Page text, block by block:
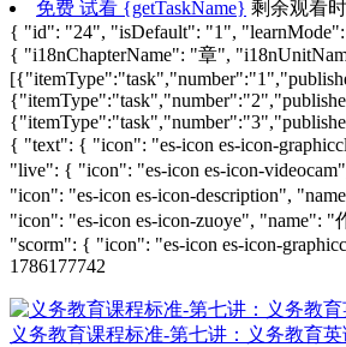
免费 试看 {getTaskName} 剩余观看
{ "id": "24", "isDefault": "1",
{ "i18nChapterName": "章",
{ "text": { "icon": "es-icon es-icon-
"live": { "icon": "es-icon es-icon-
"icon": "es-icon es-icon-description",
"icon": "es-icon es-icon-zuoye", "name":
"scorm": { "icon": "es-icon es-icon-
1786177742
义务教育课程标准-第七讲：义务教育